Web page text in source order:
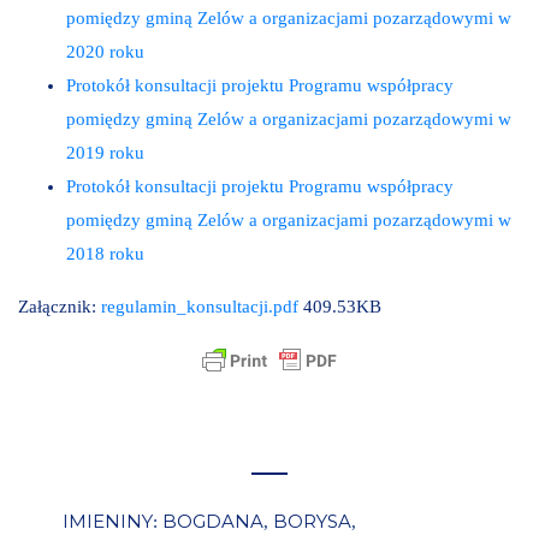
pomiędzy gminą Zelów a organizacjami pozarządowymi w
2020 roku
Protokół konsultacji projektu Programu współpracy
pomiędzy gminą Zelów a organizacjami pozarządowymi w
2019 roku
Protokół konsultacji projektu Programu współpracy
pomiędzy gminą Zelów a organizacjami pozarządowymi w
2018 roku
Załącznik: regulamin_konsultacji.pdf 409.53KB
IMIENINY: BOGDANA, BORYSA,